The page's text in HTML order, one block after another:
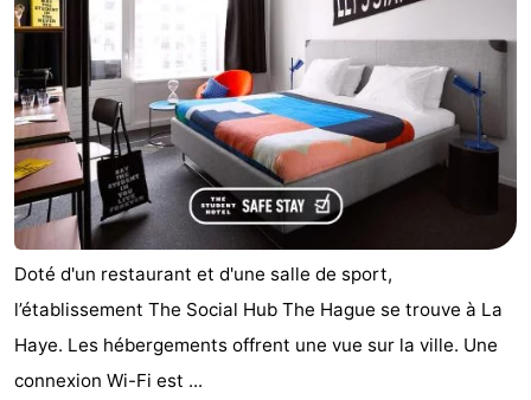
Doté d'un restaurant et d'une salle de sport,
l’établissement The Social Hub The Hague se trouve à La
Haye. Les hébergements offrent une vue sur la ville. Une
connexion Wi-Fi est ...